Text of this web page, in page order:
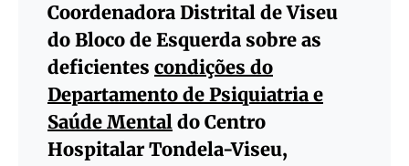
Coordenadora Distrital de Viseu
do Bloco de Esquerda sobre as
deficientes condições do
Departamento de Psiquiatria e
Saúde Mental do Centro
Hospitalar Tondela-Viseu,